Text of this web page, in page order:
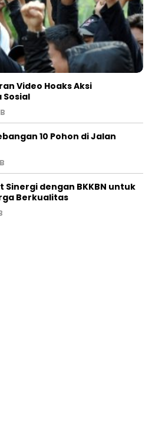
Video Hoaks Aksi
Sosial
10 Pohon di Jalan
Sinergi dengan BKKBN untuk
Berkualitas